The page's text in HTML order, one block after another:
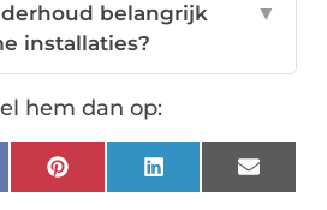
belangrijk
installaties?
▼
hem dan op:
PinterestLinkedInEmail